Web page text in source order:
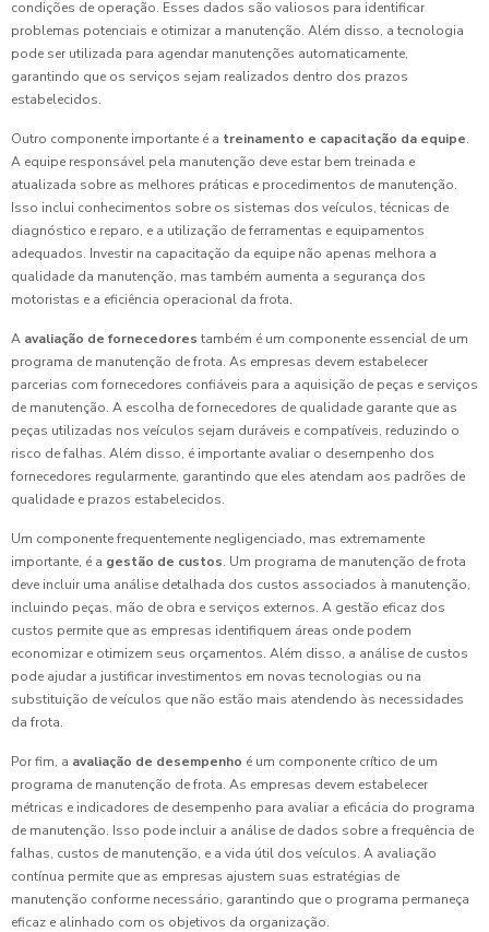
condições de operação. Esses dados são valiosos para identificar
problemas potenciais e otimizar a manutenção. Além disso, a tecnologia
pode ser utilizada para agendar manutenções automaticamente,
garantindo que os serviços sejam realizados dentro dos prazos
estabelecidos.
Outro componente importante é a treinamento e capacitação da equipe.
A equipe responsável pela manutenção deve estar bem treinada e
atualizada sobre as melhores práticas e procedimentos de manutenção.
Isso inclui conhecimentos sobre os sistemas dos veículos, técnicas de
diagnóstico e reparo, e a utilização de ferramentas e equipamentos
adequados. Investir na capacitação da equipe não apenas melhora a
qualidade da manutenção, mas também aumenta a segurança dos
motoristas e a eficiência operacional da frota.
A avaliação de fornecedores também é um componente essencial de um
programa de manutenção de frota. As empresas devem estabelecer
parcerias com fornecedores confiáveis para a aquisição de peças e serviços
de manutenção. A escolha de fornecedores de qualidade garante que as
peças utilizadas nos veículos sejam duráveis e compatíveis, reduzindo o
risco de falhas. Além disso, é importante avaliar o desempenho dos
fornecedores regularmente, garantindo que eles atendam aos padrões de
qualidade e prazos estabelecidos.
Um componente frequentemente negligenciado, mas extremamente
importante, é a gestão de custos. Um programa de manutenção de frota
deve incluir uma análise detalhada dos custos associados à manutenção,
incluindo peças, mão de obra e serviços externos. A gestão eficaz dos
custos permite que as empresas identifiquem áreas onde podem
economizar e otimizem seus orçamentos. Além disso, a análise de custos
pode ajudar a justificar investimentos em novas tecnologias ou na
substituição de veículos que não estão mais atendendo às necessidades
da frota.
Por fim, a avaliação de desempenho é um componente crítico de um
programa de manutenção de frota. As empresas devem estabelecer
métricas e indicadores de desempenho para avaliar a eficácia do programa
de manutenção. Isso pode incluir a análise de dados sobre a frequência de
falhas, custos de manutenção, e a vida útil dos veículos. A avaliação
contínua permite que as empresas ajustem suas estratégias de
manutenção conforme necessário, garantindo que o programa permaneça
eficaz e alinhado com os objetivos da organização.